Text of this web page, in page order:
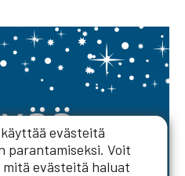
evästeitä
parantamiseksi. Voit
mitä evästeitä haluat